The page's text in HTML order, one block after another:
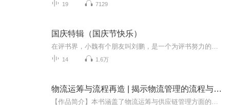
19 7129
国庆特辑（国庆节快乐）
14 1.6万
物流运筹与流程再造 | 揭示物流管理的流程与战略